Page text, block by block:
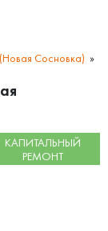
Сосновка)
КАПИТАЛЬНЫЙ
РЕМОНТ